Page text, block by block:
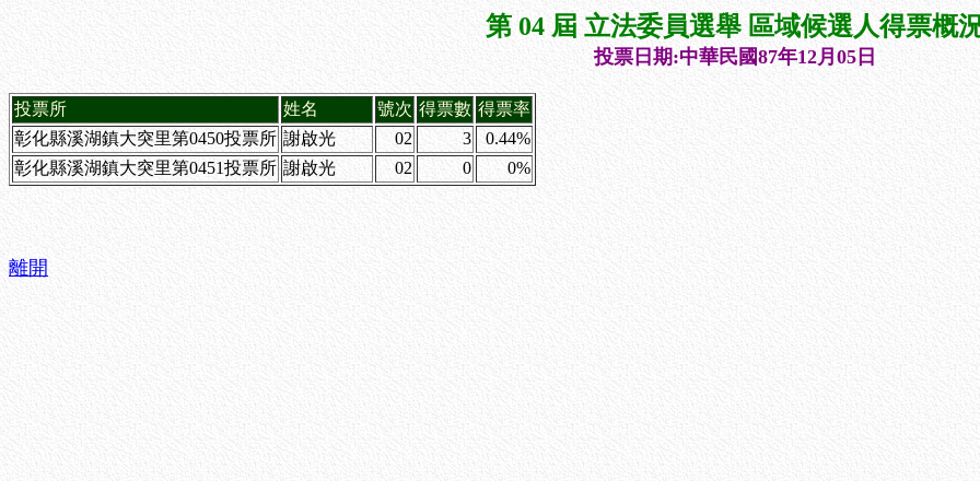
第 04 屆 立法委員選舉 區域候選人得票概
投票日期:中華民國87年12月05日
投票所 姓名 號次 得票數 得票率
彰化縣溪湖鎮大突里第0450投票所 謝啟光 02 3
0.44%
彰化縣溪湖鎮大突里第0451投票所 謝啟光 02 0 0%
離開